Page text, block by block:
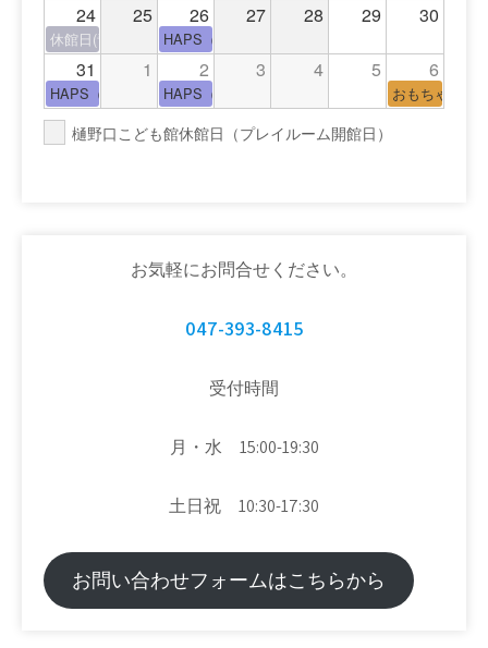
24 25 26 27 28 29 30
休館日(青少年会館休館日)HAPS（中高生タイム）
31 1 2 3 4 5 6
HAPS（中高生タイム）HAPS（中高生タイム） おもちゃの広
樋野口こども館休館日（プレイルーム開館日）
お気軽にお問合せください。
047-393-8415
受付時間
月・水 15:00-19:30
土日祝 10:30-17:30
お問い合わせフォームはこちらから